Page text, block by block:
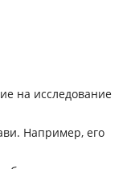
на исследование
Например, его